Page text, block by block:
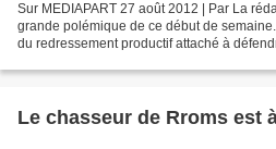
Sur MEDIAPART 27 août 2012 | Par La
grande polémique de ce début de
du redressement productif attaché à
Le chasseur de Rroms est